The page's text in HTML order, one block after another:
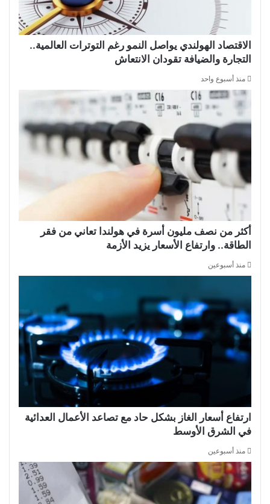
الاقتصاد الهولندي يواصل النمو رغم التوترات العالمية..
التجارة والضيافة تقودان الانتعاش
منذ أسبوع واحد
أكثر من نصف مليون أسرة في هولندا تعاني من فقر
الطاقة.. وارتفاع الأسعار يزيد الأزمة
منذ أسبوعين
ارتفاع أسعار الغاز بشكل حاد مع تصاعد الأعمال العدائية
في الشرق الأوسط
منذ أسبوعين